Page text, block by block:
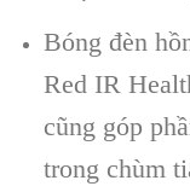
Bóng đèn
Red IR
cũng góp
trong chùm